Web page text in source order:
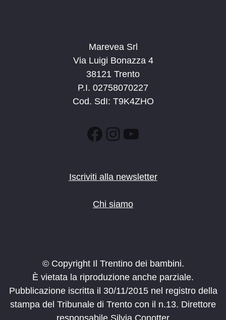
Marevea Srl
Via Luigi Bonazza 4
38121 Trento
P.I. 02758070227
Cod. SdI: T9K4ZHO
Facebook
Instagram
YouTube
Iscriviti alla newsletter
Chi siamo
© Copyright Il Trentino dei bambini.
È vietata la riproduzione anche parziale.
Pubblicazione iscritta il 30/11/2015 nel registro della
stampa del Tribunale di Trento con il n.13. Direttore
responsabile Silvia Conotter